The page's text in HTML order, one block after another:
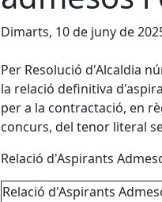
Dimarts, 10 de juny de
Per Resolució d'Alcaldia
la relació definitiva
per a la contractació, en
concurs, del tenor literal
Relació d'Aspirants
Relació d'Aspirants